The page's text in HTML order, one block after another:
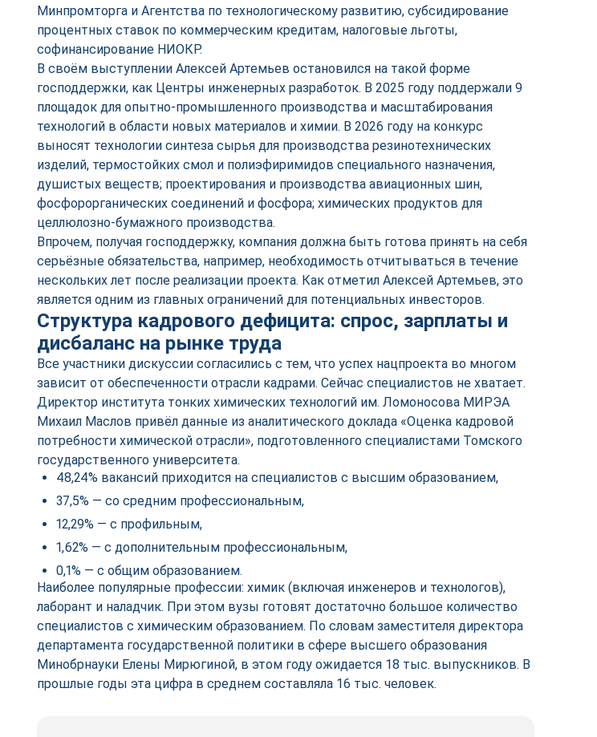
Минпромторга и Агентства по технологическому развитию, субсидирование
процентных ставок по коммерческим кредитам, налоговые льготы,
софинансирование НИОКР.
В своём выступлении Алексей Артемьев остановился на такой форме
господдержки, как Центры инженерных разработок. В 2025 году поддержали 9
площадок для опытно-промышленного производства и масштабирования
технологий в области новых материалов и химии. В 2026 году на конкурс
выносят технологии синтеза сырья для производства резинотехнических
изделий, термостойких смол и полиэфиримидов специального назначения,
душистых веществ; проектирования и производства авиационных шин,
фосфорорганических соединений и фосфора; химических продуктов для
целлюлозно-бумажного производства.
Впрочем, получая господдержку, компания должна быть готова принять на себя
серьёзные обязательства, например, необходимость отчитываться в течение
нескольких лет после реализации проекта. Как отметил Алексей Артемьев, это
является одним из главных ограничений для потенциальных инвесторов.
Структура кадрового дефицита: спрос, зарплаты и
дисбаланс на рынке труда
Все участники дискуссии согласились с тем, что успех нацпроекта во многом
зависит от обеспеченности отрасли кадрами. Сейчас специалистов не хватает.
Директор института тонких химических технологий им. Ломоносова МИРЭА
Михаил Маслов привёл данные из аналитического доклада «Оценка кадровой
потребности химической отрасли», подготовленного специалистами Томского
государственного университета.
48,24% вакансий приходится на специалистов с высшим образованием,
37,5% — со средним профессиональным,
12,29% — с профильным,
1,62% — с дополнительным профессиональным,
0,1% — с общим образованием.
Наиболее популярные профессии: химик (включая инженеров и технологов),
лаборант и наладчик. При этом вузы готовят достаточно большое количество
специалистов с химическим образованием. По словам заместителя директора
департамента государственной политики в сфере высшего образования
Минобрнауки Елены Мирюгиной, в этом году ожидается 18 тыс. выпускников. В
прошлые годы эта цифра в среднем составляла 16 тыс. человек.